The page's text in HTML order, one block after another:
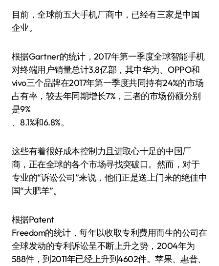
目前，全球前五大手机厂商中，已经有三家是中国
企业。
根据Gartner的统计，2017年第一季度全球智能手机
对终端用户销量总计3.8亿部，其中华为、OPPO和
vivo三个品牌在2017年第一季度共同持有24%的市场
占有率，较去年同期增长7%，三者的市场份额分别
是9%
、8.1%和6.8%。
这些有着很好成本控制力且进取心十足的中国厂
商，正在全球的各个市场寻找突破口。然而，对于
专业的“诉讼公司”来说，他们正是送上门来的绝佳中
国“大肥羊”。
根据Patent
Freedom的统计，每年以收取专利费用而生的公司在
全球发动的专利诉讼呈不断上升之势，2004年为
588件，到2011年已经上升到4602件。苹果、惠普、